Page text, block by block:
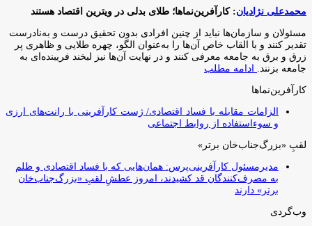
محمدعلی نژادیان: کارآفرین‌نماها؛ طلای بدلی در ویترین اقتصاد هستند
مسئولان و سازمان‌ها نباید از چنین افرادی بدون تحقیق درست و به‌نادرست
تقدیر کنند و با القاب خاص آ‌ن‌ها را به‌عنوان الگو، چهره طلایی و ظاهری پر
زرق و برق به جامعه معرفی کنند و در نهایت آن‌ها نیز لبخند فریبنده‌ای به
جامعه بزنند. ادامه مطلب
کارآفرین‌نماها
الزامات مقابله با فساد اقتصادی/ ژست کارآفرینی با رانت‌های ارزی
و سوءاستفاده از روابط اجتماعی
لقبِ «بزرگ‌جناب‌خان برتر»
مدیرمسئول کارآفرینی‌پرس: همان‌هایی که با فساد اقتصادی و ظلم
به مصرف‌کنندگان قد کشیدند، امروز عطشِ لقبِ «بزرگ‌جناب‌خان
برتر» دارند
وب‌گردی